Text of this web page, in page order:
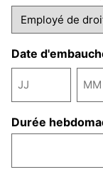
Date
Durée